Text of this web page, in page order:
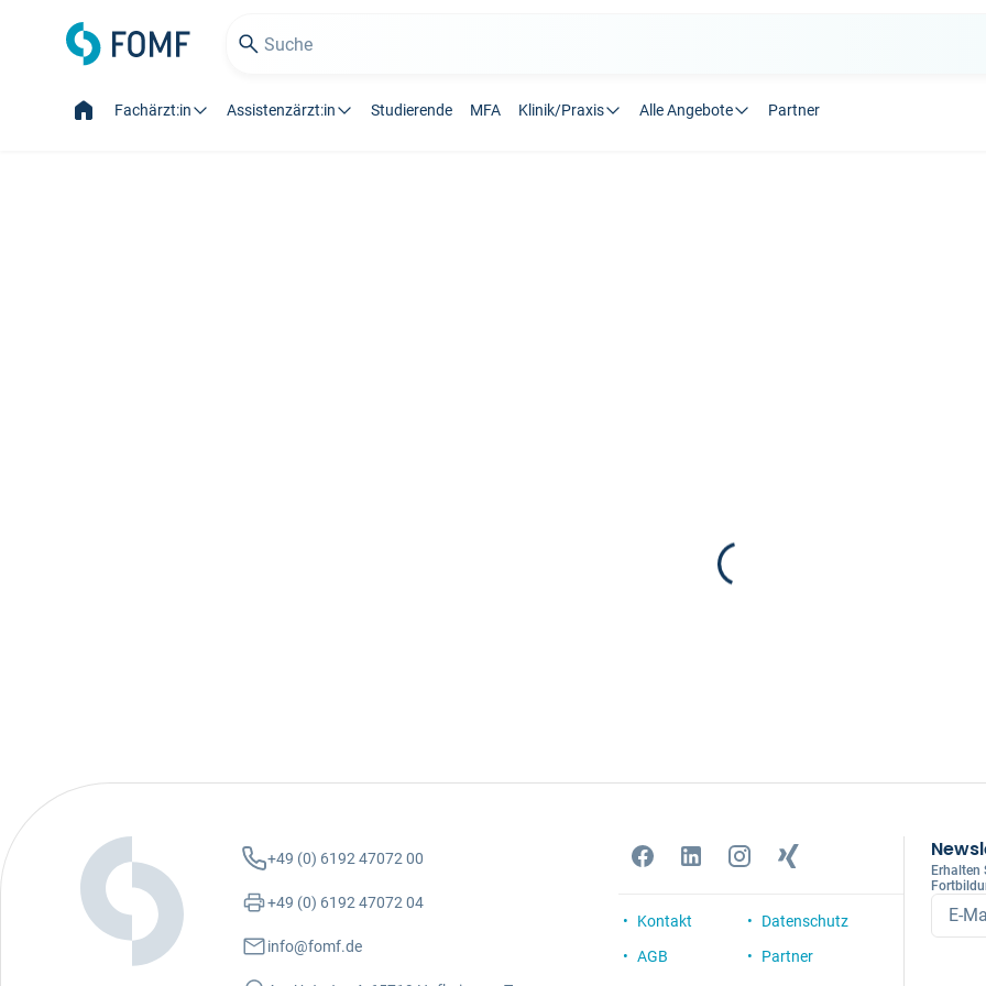
Fachärzt:in Assistenzärzt:in Studierende MFA Klinik/Praxis Alle Angebote Partner
+49 (0) 6192 47072 00
+49 (0) 6192 47072 04
info@fomf.de
Kontakt
AGB
Datenschutz
Partner
Erhalten
E-